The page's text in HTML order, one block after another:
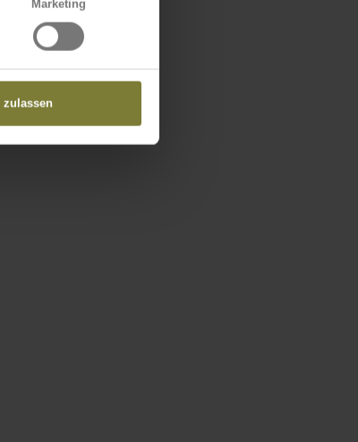
Marketing
zulassen